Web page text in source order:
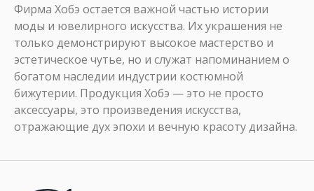
Фирма Хобэ остается важной частью истории
моды и ювелирного искусства. Их украшения не
только демонстрируют высокое мастерство и
эстетическое чутье, но и служат напоминанием о
богатом наследии индустрии костюмной
бижутерии. Продукция Хобэ — это не просто
аксессуары, это произведения искусства,
отражающие дух эпохи и вечную красоту дизайна.